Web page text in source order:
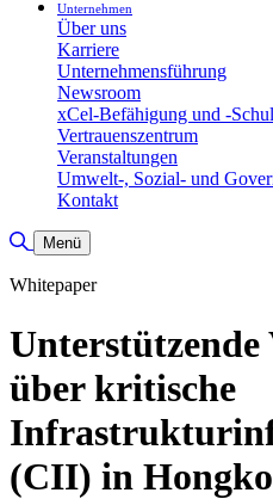
Unternehmen
Über uns
Karriere
Unternehmensführung
Newsroom
xCel-Befähigung und -
Vertrauenszentrum
Veranstaltungen
Umwelt-, Sozial- und
Kontakt
Suche umschalten
Menü
Whitepaper
Unterstützende
über kritische
(CII) in